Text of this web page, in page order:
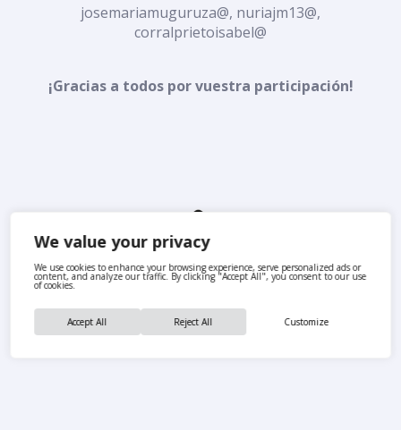
We value your privacy
We use cookies to enhance your browsing experience, serve personalized ads or
content, and analyze our traffic. By clicking "Accept All", you consent to our use
of cookies.
Customize
Reject All
Accept All
josemariamuguruza@, nuriajm13@,
corralprietoisabel@
¡Gracias a todos por vuestra participación!